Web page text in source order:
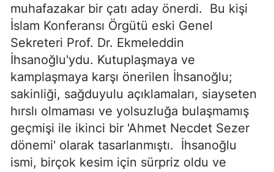
muhafazakar bir çatı aday önerdi.
Bu kişi
İslam Konferansı Örgütü eski Genel
Sekreteri Prof. Dr. Ekmeleddin
İhsanoğlu'ydu. Kutuplaşmaya ve
kamplaşmaya karşı önerilen İhsanoğlu;
sakinliği, sağduyulu açıklamaları, siayseten
hırslı olmaması ve yolsuzluğa bulaşmamış
geçmişi ile ikinci bir 'Ahmet Necdet Sezer
dönemi' olarak tasarlanmıştı.
İhsanoğlu
ismi, birçok kesim için sürpriz oldu ve